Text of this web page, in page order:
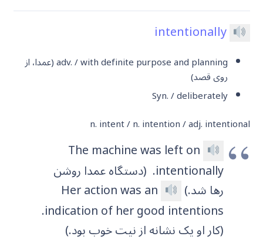
intentionally
adv. / with definite purpose and planning(عمدا، از
روی قصد)
Syn. / deliberately
n. intent / n. intention / adj. intentional
The machine was left on
intentionally. (دستگاه عمدا روشن
رها شد.)
Her action was an
indication of her good intentions.
(کار او یک نشانه از نیت خوب بود.)